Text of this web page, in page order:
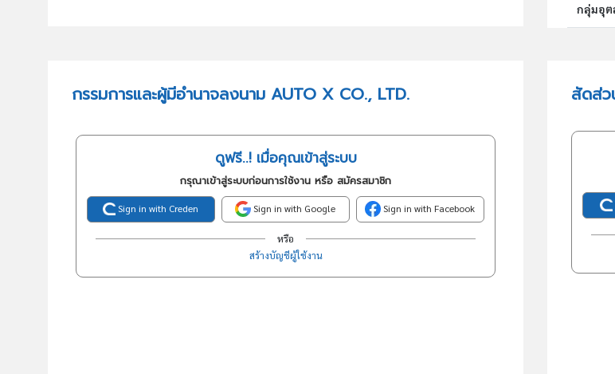
กลุ่มอุต
กรรมการและผู้มีอำนาจลงนาม AUTO X CO., LTD.
ดูฟรี..! เมื่อคุณเข้าสู่ระบบ
กรุณาเข้าสู่ระบบก่อนการใช้งาน หรือ สมัครสมาชิก
Sign in with Creden Sign in with Google Sign in with Facebook
หรือ
สร้างบัญชีผู้ใช้งาน
สัดส่ว